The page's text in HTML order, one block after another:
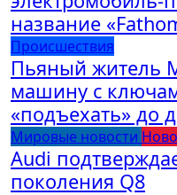
название
Происшествия
Пьяный житель
машину с
«подъехать» до
Мировые новости
Audi
поколения Q8